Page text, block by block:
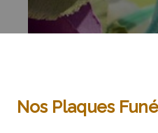
Nos Plaques